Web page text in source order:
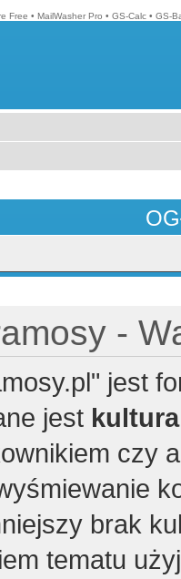
Free • MailWasher Pro • GS-Calc • GS-
-
jest
jest
czy
brak
tematu